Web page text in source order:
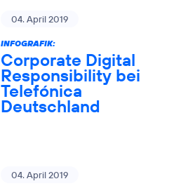
04. April 2019
INFOGRAFIK:
Corporate Digital
Responsibility bei
Telefónica
Deutschland
04. April 2019